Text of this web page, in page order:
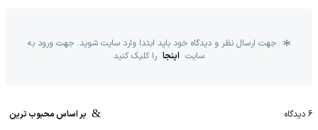
جهت ارسال نظر و دیدگاه خود باید ابتدا وارد سایت شوید. جهت ورود به
سایت اینجا را کلیک کنید
6 دیدگاه بر اساس محبوب ترین